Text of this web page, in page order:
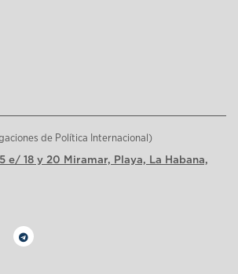
de Política Internacional)
e/ 18 y 20 Miramar, Playa, La Habana,